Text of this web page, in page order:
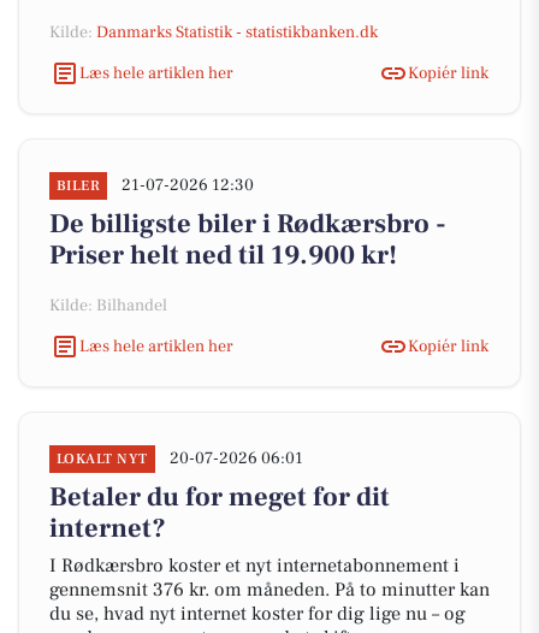
Kilde: Danmarks Statistik - statistikbanken.dk
Læs hele artiklen her
Kopiér link
BILER 21-07-2026 12:30
De billigste biler i Rødkærsbro -
Priser helt ned til 19.900 kr!
Kilde: Bilhandel
Læs hele artiklen her
Kopiér link
LOKALT NYT 20-07-2026 06:01
Betaler du for meget for dit
internet?
I Rødkærsbro koster et nyt internetabonnement i
gennemsnit 376 kr. om måneden. På to minutter kan
du se, hvad nyt internet koster for dig lige nu – og